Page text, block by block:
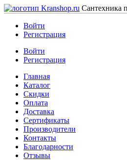
Сантехника
Войти
Регистрация
Войти
Регистрация
Главная
Каталог
Скидки
Оплата
Доставка
Сертификаты
Производители
Контакты
Благодарности
Отзывы